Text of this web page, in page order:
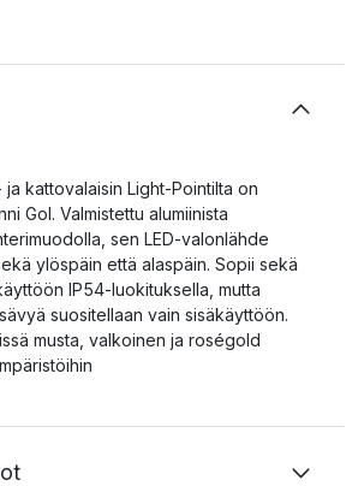
kattovalaisin Light-Pointilta on
Gol. Valmistettu alumiinista
sen LED-valonlähde
ylöspäin että alaspäin. Sopii sekä
IP54-luokituksella, mutta
suositellaan vain sisäkäyttöön.
musta, valkoinen ja roségold